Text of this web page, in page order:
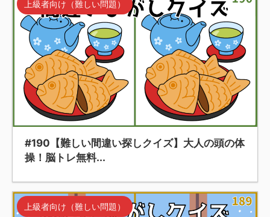
上級者向け（難しい問題）
#190【難しい間違い探しクイズ】大人の頭の体
操！脳トレ無料...
上級者向け（難しい問題）